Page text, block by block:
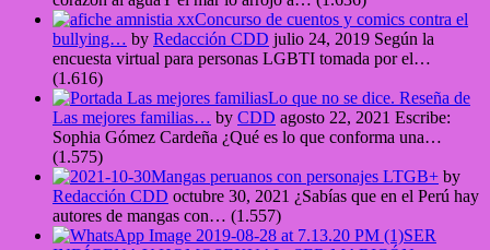
Concurso de cuentos y comics contra el
bullying… by Redacción CDD julio 24, 2019 Según la
encuesta virtual para personas LGBTI tomada por el…
(1.616)
Lo que no se dice. Reseña de
Las mejores familias… by CDD agosto 22, 2021 Escribe:
Sophia Gómez Cardeña ¿Qué es lo que conforma una…
(1.575)
Mangas peruanos con personajes LTGB+ by
Redacción CDD octubre 30, 2021 ¿Sabías que en el Perú hay
autores de mangas con… (1.557)
SER